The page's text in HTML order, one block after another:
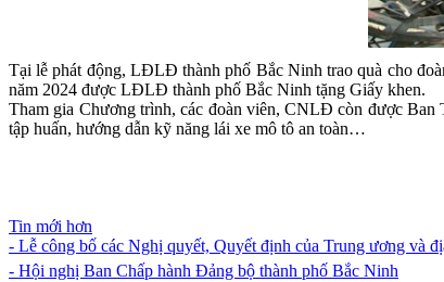
Tại lễ phát động, LĐLĐ thành phố Bắc Ninh trao quà cho
năm 2024 được LĐLĐ thành phố Bắc Ninh tặng Giấy khen.
Tham gia Chương trình, các đoàn viên, CNLĐ còn được Ban
tập huấn, hướng dẫn kỹ năng lái xe mô tô an toàn…
Tin mới hơn
- Lễ công bố các Nghị quyết, Quyết định của Trung ương và
- Hội nghị Ban Chấp hành Đảng bộ thành phố Bắc Ninh